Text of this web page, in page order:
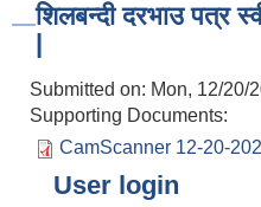
शिलबन्दी दरभाउ पत्र
Submitted on: Mon, 12/20/
Supporting Documents:
CamScanner 12-20-
User login